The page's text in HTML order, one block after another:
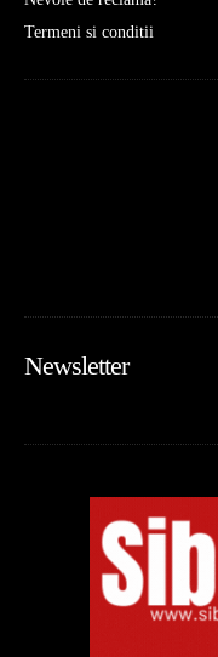
Termeni si conditii
Newsletter